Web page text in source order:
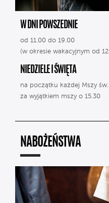
W DNI POWSZEDNIE
od 11.00 do 19.00
(w okresie wakacyjnym od
NIEDZIELE I ŚWIĘTA
na początku każdej Mszy św.
za wyjątkiem mszy o 15.30
NABOŻEŃSTWA